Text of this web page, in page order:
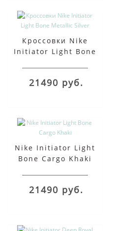
Кроссовки Nike
Initiator Light Bone
21490 руб.
Nike Initiator Light
Bone Cargo Khaki
21490 руб.